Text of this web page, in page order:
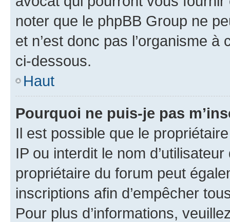
noter que le phpBB Group ne
et n’est donc pas l’organisme
ci-dessous.
Haut
Pourquoi ne puis-je pas
Il est possible que le
IP ou interdit le nom
propriétaire du forum peut
inscriptions afin d’empêcher
Pour plus d’informations,